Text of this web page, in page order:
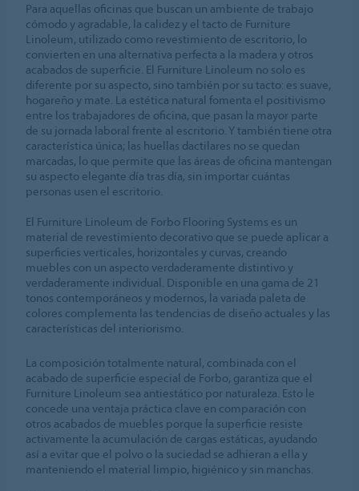
Para aquellas oficinas que buscan un ambiente de trabajo
cómodo y agradable, la calidez y el tacto de Furniture
Linoleum, utilizado como revestimiento de escritorio, lo
convierten en una alternativa perfecta a la madera y otros
acabados de superficie. El Furniture Linoleum no solo es
diferente por su aspecto, sino también por su tacto: es suave,
hogareño y mate. La estética natural fomenta el positivismo
entre los trabajadores de oficina, que pasan la mayor parte
de su jornada laboral frente al escritorio. Y también tiene otra
característica única; las huellas dactilares no se quedan
marcadas, lo que permite que las áreas de oficina mantengan
su aspecto elegante día tras día, sin importar cuántas
personas usen el escritorio.
El Furniture Linoleum de Forbo Flooring Systems es un
material de revestimiento decorativo que se puede aplicar a
superficies verticales, horizontales y curvas, creando
muebles con un aspecto verdaderamente distintivo y
verdaderamente individual. Disponible en una gama de 21
tonos contemporáneos y modernos, la variada paleta de
colores complementa las tendencias de diseño actuales y las
características del interiorismo.
La composición totalmente natural, combinada con el
acabado de superficie especial de Forbo, garantiza que el
Furniture Linoleum sea antiestático por naturaleza. Esto le
concede una ventaja práctica clave en comparación con
otros acabados de muebles porque la superficie resiste
activamente la acumulación de cargas estáticas, ayudando
así a evitar que el polvo o la suciedad se adhieran a ella y
manteniendo el material limpio, higiénico y sin manchas.